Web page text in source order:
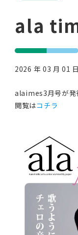
ala
2026 年 03 月 01
alaimes3月号が発
閲覧はコチラ